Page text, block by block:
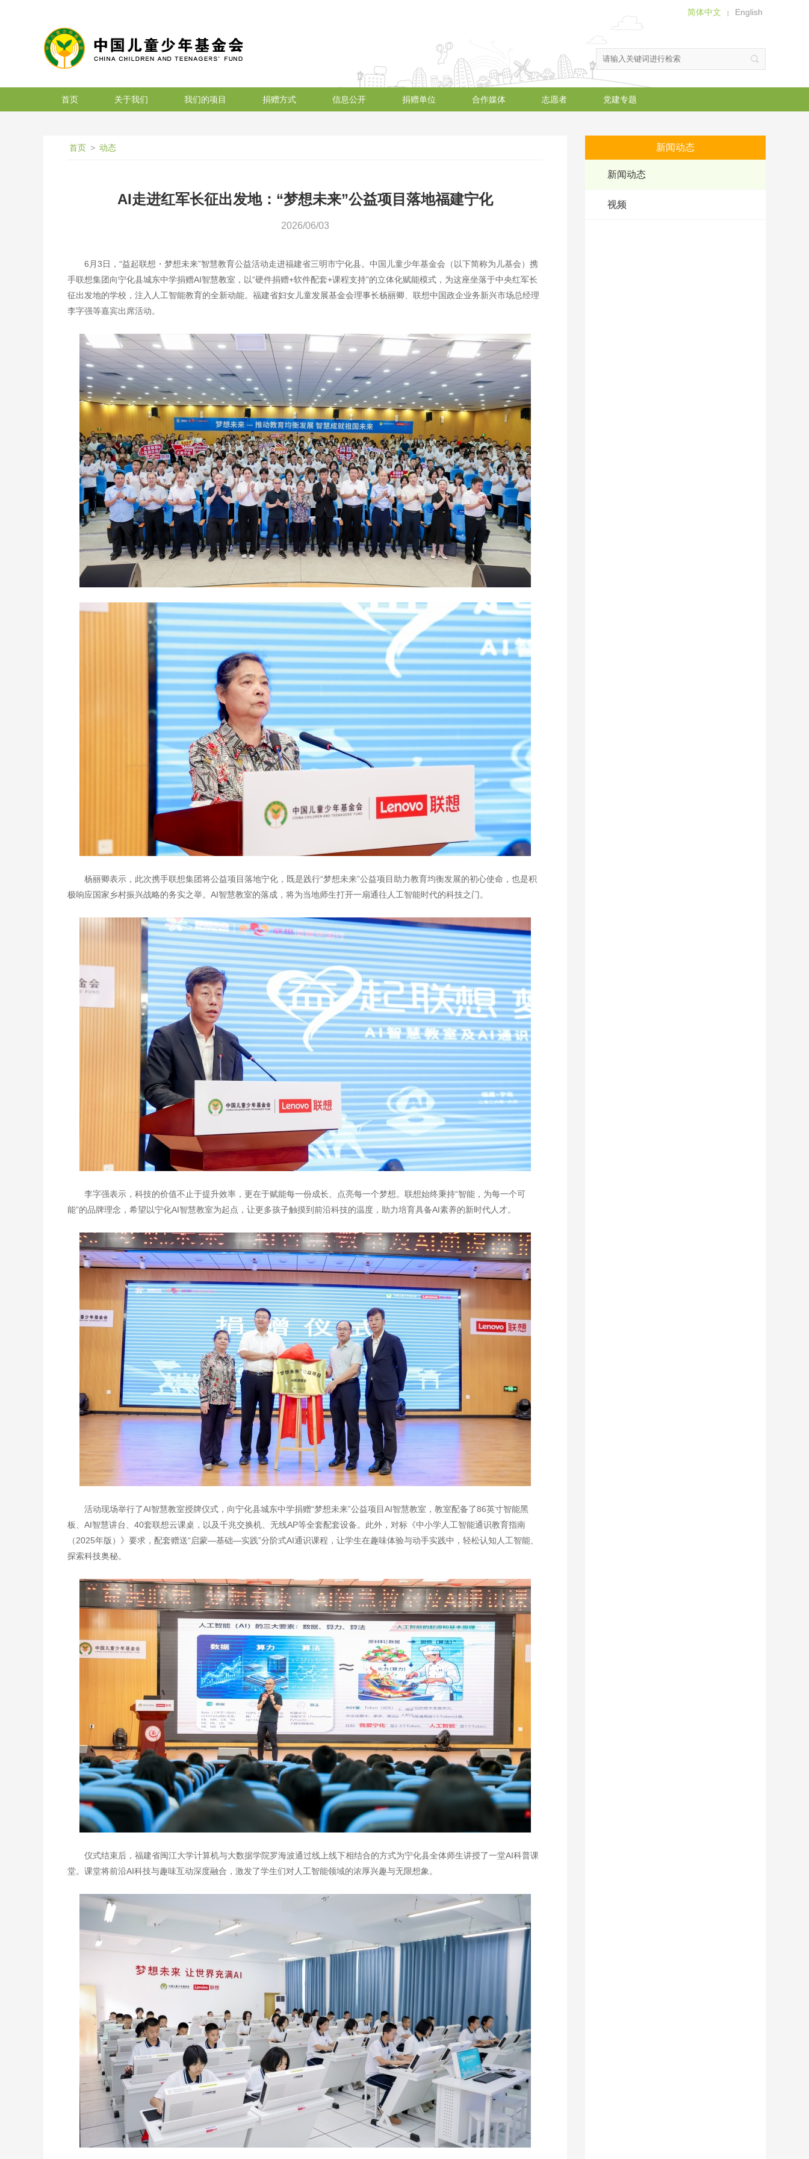
简体中文 | English
搜索
首页 关于我们 我们的项目 捐赠方式 信息公开 捐赠单位 合作媒体 志愿者 党建专题
首页 > 动态
AI走进红军长征出发地：“梦想未来”公益项目落地福建宁化
2026/06/03
6月3日，“益起联想・梦想未来”智慧教育公益活动走进福建省三明市宁化县。中国儿童少年基金会（以下简称为儿基会）携
手联想集团向宁化县城东中学捐赠AI智慧教室，以“硬件捐赠+软件配套+课程支持”的立体化赋能模式，为这座坐落于中央红军长
征出发地的学校，注入人工智能教育的全新动能。福建省妇女儿童发展基金会理事长杨丽卿、联想中国政企业务新兴市场总经理
李字强等嘉宾出席活动。
杨丽卿表示，此次携手联想集团将公益项目落地宁化，既是践行“梦想未来”公益项目助力教育均衡发展的初心使命，也是积
极响应国家乡村振兴战略的务实之举。AI智慧教室的落成，将为当地师生打开一扇通往人工智能时代的科技之门。
李字强表示，科技的价值不止于提升效率，更在于赋能每一份成长、点亮每一个梦想。联想始终秉持“智能，为每一个可
能”的品牌理念，希望以宁化AI智慧教室为起点，让更多孩子触摸到前沿科技的温度，助力培育具备AI素养的新时代人才。
活动现场举行了AI智慧教室授牌仪式，向宁化县城东中学捐赠“梦想未来”公益项目AI智慧教室，教室配备了86英寸智能黑
板、AI智慧讲台、40套联想云课桌，以及千兆交换机、无线AP等全套配套设备。此外，对标《中小学人工智能通识教育指南
（2025年版）》要求，配套赠送“启蒙—基础—实践”分阶式AI通识课程，让学生在趣味体验与动手实践中，轻松认知人工智能、
探索科技奥秘。
仪式结束后，福建省闽江大学计算机与大数据学院罗海波通过线上线下相结合的方式为宁化县全体师生讲授了一堂AI科普课
堂。课堂将前沿AI科技与趣味互动深度融合，激发了学生们对人工智能领域的浓厚兴趣与无限想象。
新闻动态
新闻动态
视频